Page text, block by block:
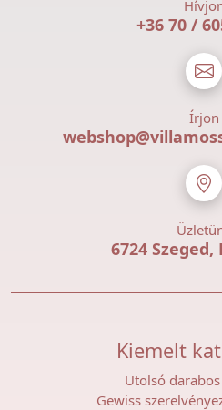
+36 70 /
Írjon
6724 Szeged,
Kiemelt
Utolsó
Gewiss